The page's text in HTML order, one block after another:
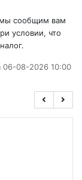
мы сообщим вам
условии, что
06-08-2026 10:00